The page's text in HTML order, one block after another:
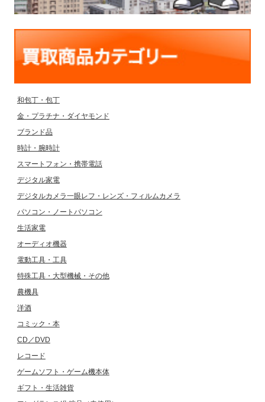
和包丁・包丁
金・プラチナ・ダイヤモンド
ブランド品
時計・腕時計
スマートフォン・携帯電話
デジタル家電
デジタルカメラ一眼レフ・レンズ・フィルムカメラ
パソコン・ノートパソコン
生活家電
オーディオ機器
電動工具・工具
特殊工具・大型機械・その他
農機具
洋酒
コミック・本
CD／DVD
レコード
ゲームソフト・ゲーム機本体
ギフト・生活雑貨